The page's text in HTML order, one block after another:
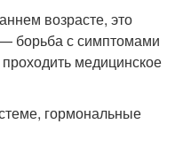
возрасте, это
— борьба с симптомами
медицинское
гормональные